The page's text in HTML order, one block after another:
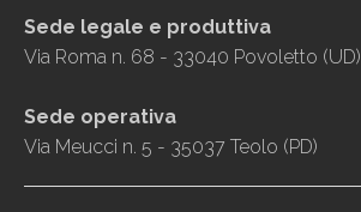
Sede legale e produttiva
Via Roma n. 68 - 33040 Povoletto (UD)
Sede operativa
Via Meucci n. 5 - 35037 Teolo (PD)